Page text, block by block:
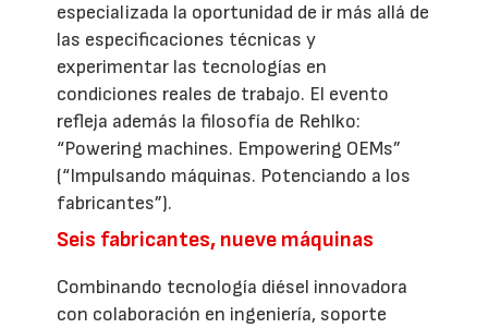
especializada la oportunidad de ir más allá de
las especificaciones técnicas y
experimentar las tecnologías en
condiciones reales de trabajo. El evento
refleja además la filosofía de Rehlko:
“Powering machines. Empowering OEMs”
(“Impulsando máquinas. Potenciando a los
fabricantes”).
Seis fabricantes, nueve máquinas
Combinando tecnología diésel innovadora
con colaboración en ingeniería, soporte